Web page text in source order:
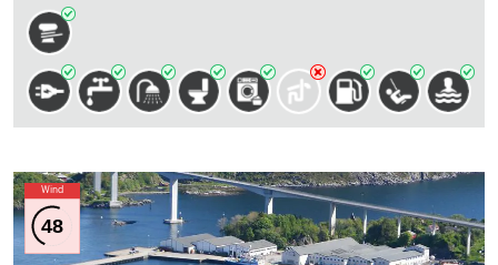
Wind
48